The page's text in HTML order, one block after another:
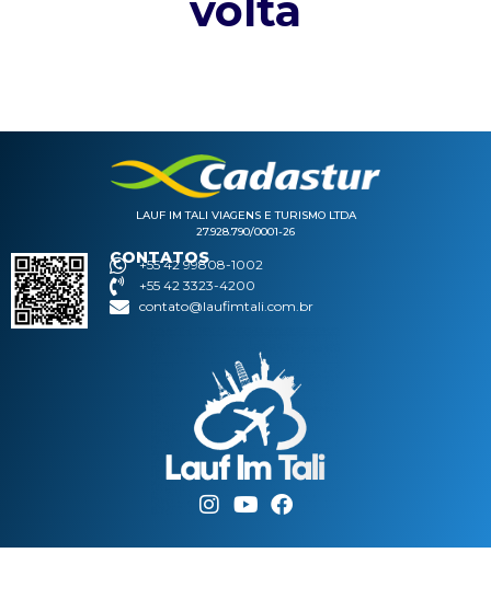
LAUF IM TALI VIAGENS E TURISMO LTDA
27.928.790/0001-26
CONTATOS
+55 42 99808-1002
+55 42 3323-4200
contato@laufimtali.com.br